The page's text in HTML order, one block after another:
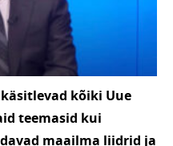
kõiki Uue
teemasid kui
maailma liidrid ja